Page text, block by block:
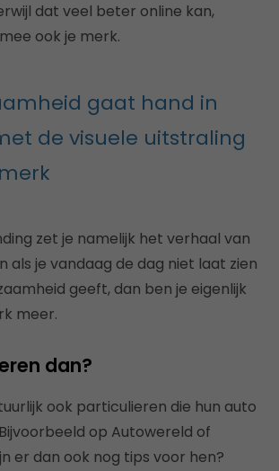
dat veel beter online kan,
ook je merk.
gaat hand in
de visuele uitstraling
zet je namelijk het verhaal van
als je vandaag de dag niet laat zien
geeft, dan ben je eigenlijk
meer.
dan?
ook particulieren die hun auto
op Autowereld of
er dan ook nog tips voor hen?